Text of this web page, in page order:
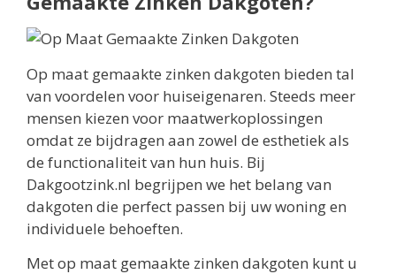
Op maat gemaakte zinken dakgoten bieden tal
van voordelen voor huiseigenaren. Steeds meer
mensen kiezen voor maatwerkoplossingen
omdat ze bijdragen aan zowel de esthetiek als
de functionaliteit van hun huis. Bij
Dakgootzink.nl begrijpen we het belang van
dakgoten die perfect passen bij uw woning en
individuele behoeften.
Met op maat gemaakte zinken dakgoten kunt u